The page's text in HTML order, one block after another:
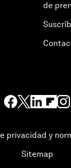
de
privacidad y
Sitemap